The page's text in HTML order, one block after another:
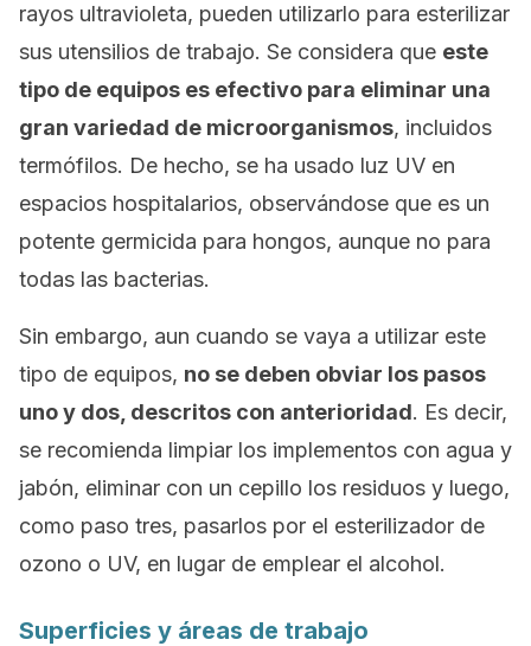
rayos ultravioleta, pueden utilizarlo para esterilizar
sus utensilios de trabajo. Se considera que este
tipo de equipos es efectivo para eliminar una
gran variedad de microorganismos, incluidos
termófilos. De hecho, se ha usado luz UV en
espacios hospitalarios, observándose que es un
potente germicida para hongos, aunque no para
todas las bacterias.
Sin embargo, aun cuando se vaya a utilizar este
tipo de equipos, no se deben obviar los pasos
uno y dos, descritos con anterioridad. Es decir,
se recomienda limpiar los implementos con agua y
jabón, eliminar con un cepillo los residuos y luego,
como paso tres, pasarlos por el esterilizador de
ozono o UV, en lugar de emplear el alcohol.
Superficies y áreas de trabajo